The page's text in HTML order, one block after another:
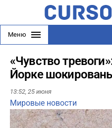
Меню
«Чувство
Йорке
13:52, 25 июня
Мировые новости